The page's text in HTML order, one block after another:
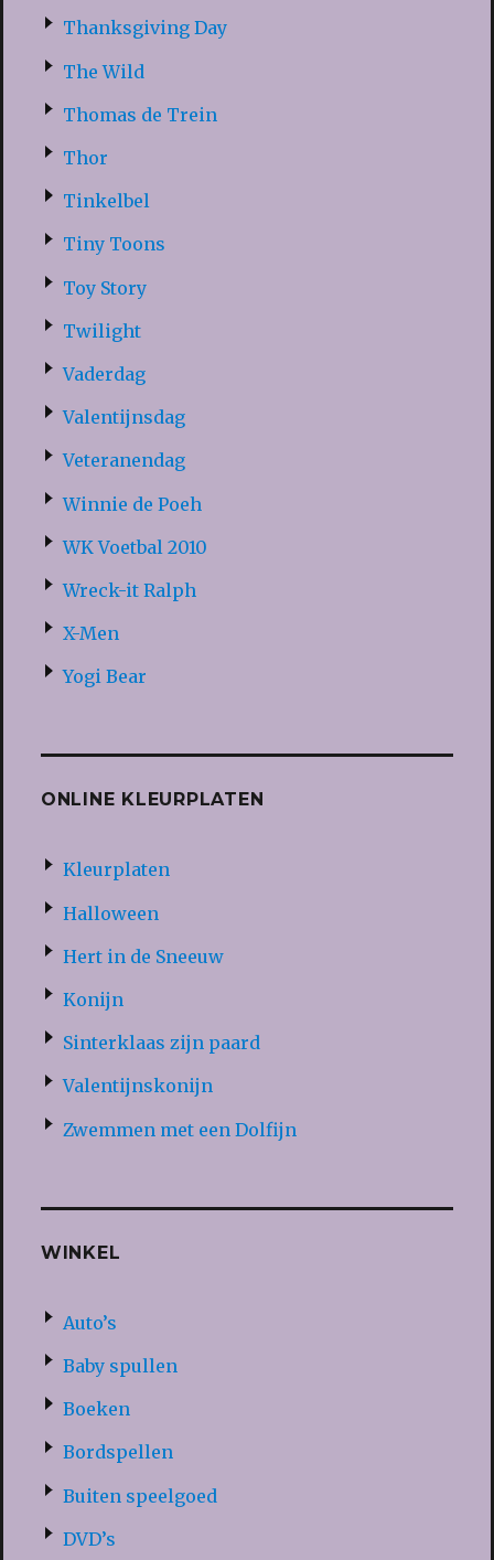
Thanksgiving Day
The Wild
Thomas de Trein
Thor
Tinkelbel
Tiny Toons
Toy Story
Twilight
Vaderdag
Valentijnsdag
Veteranendag
Winnie de Poeh
WK Voetbal 2010
Wreck-it Ralph
X-Men
Yogi Bear
ONLINE KLEURPLATEN
Kleurplaten
Halloween
Hert in de Sneeuw
Konijn
Sinterklaas zijn paard
Valentijnskonijn
Zwemmen met een Dolfijn
WINKEL
Auto’s
Baby spullen
Boeken
Bordspellen
Buiten speelgoed
DVD’s